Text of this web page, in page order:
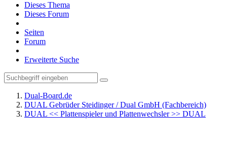
Dieses Thema
Dieses Forum
Seiten
Forum
Erweiterte Suche
Dual-Board.de
DUAL Gebrüder Steidinger / Dual GmbH (Fachbereich)
DUAL << Plattenspieler und Plattenwechsler >> DUAL